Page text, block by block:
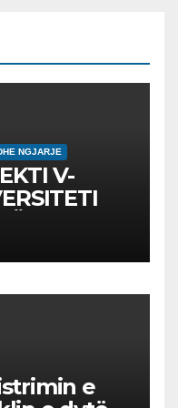
NGJARJE
V-
SHKUP
PËR
DHE
e